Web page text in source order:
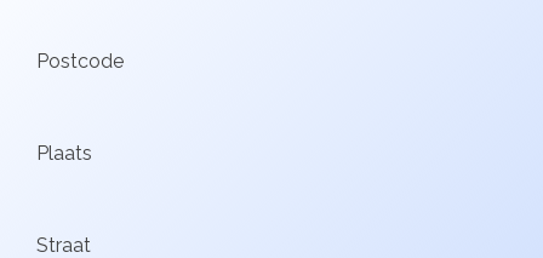
Postcode
Plaats
Straat